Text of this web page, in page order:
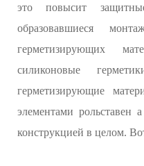
это повысит
образовавшиеся
герметизирующих
силиконовые
герметизирующие
элементами рольставен
конструкцией в целом.